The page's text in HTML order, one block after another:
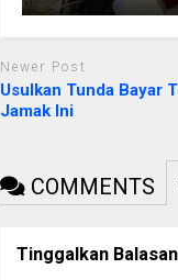
Newer Post
Usulkan Tunda Bayar
Jamak Ini
COMMENTS
Tinggalkan Balasan